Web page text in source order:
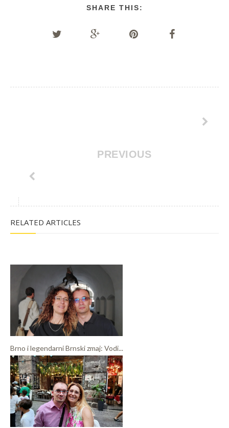
SHARE THIS:
PREVIOUS
RELATED ARTICLES
Brno i legendarni Brnski zmaj: Vodi...